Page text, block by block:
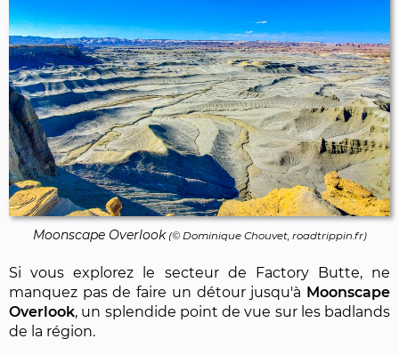
Moonscape Overlook(© Dominique Chouvet, roadtrippin.fr)
Si vous explorez le secteur de Factory Butte, ne
manquez pas de faire un détour jusqu'à Moonscape
Overlook, un splendide point de vue sur les badlands
de la région.